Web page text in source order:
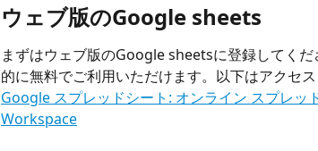
ウェブ版のGoogle sheets
まずはウェブ版のGoogle sheetsに登録してく
的に無料でご利用いただけます。以下はアクセス
Google スプレッドシート: オンライン スプレ
Workspace